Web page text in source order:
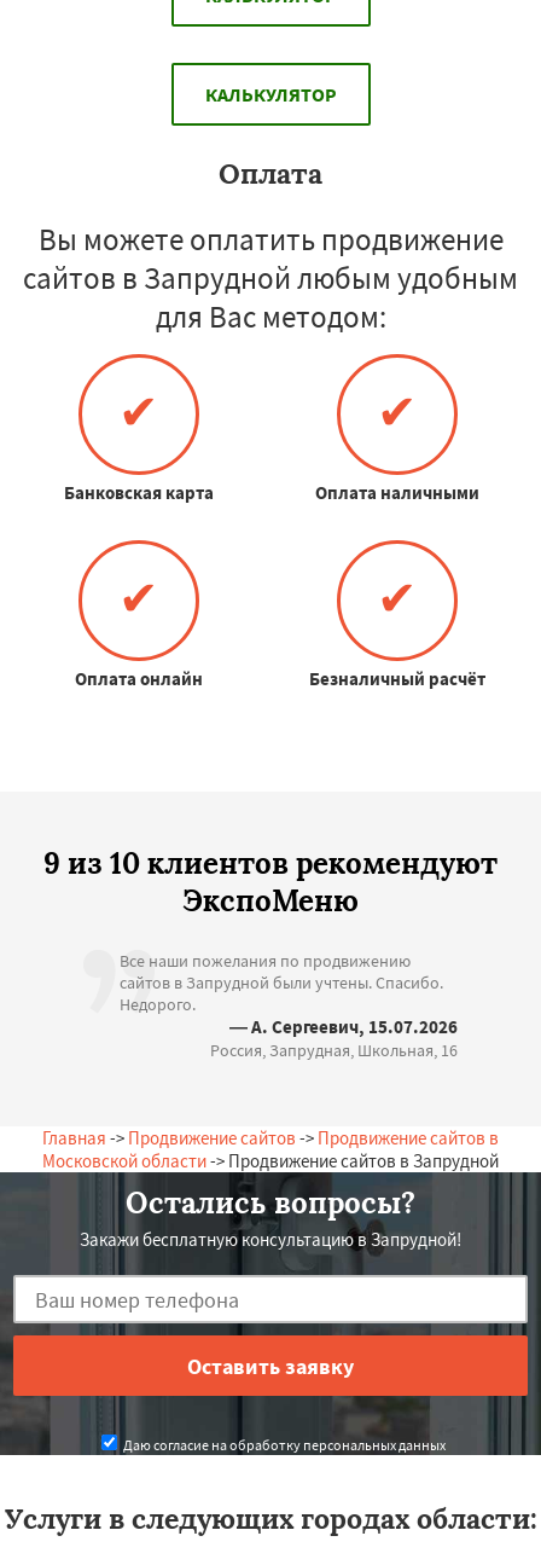
КАЛЬКУЛЯТОР
Оплата
Вы можете оплатить продвижение
сайтов в Запрудной любым удобным
для Вас методом:
✔
Банковская карта
✔
Оплата наличными
✔
Оплата онлайн
✔
Безналичный расчёт
9 из 10 клиентов рекомендуют
ЭкспоМеню
Все наши пожелания по продвижению
сайтов в Запрудной были учтены. Спасибо.
Недорого.
— А. Сергеевич, 15.07.2026
Россия, Запрудная, Школьная, 16
Главная -> Продвижение сайтов -> Продвижение сайтов в
Московской области-> Продвижение сайтов в Запрудной
Остались вопросы?
Закажи бесплатную консультацию в Запрудной!
Даю согласие на обработку персональных данных
Услуги в следующих городах области: